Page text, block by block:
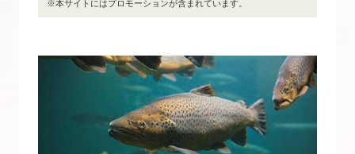
※本サイトにはプロモーションが含まれています。